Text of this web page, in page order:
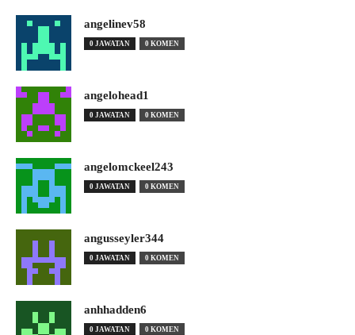
angelinev58
0 JAWATAN 0 KOMEN
angelohead1
0 JAWATAN 0 KOMEN
angelomckeel243
0 JAWATAN 0 KOMEN
angusseyler344
0 JAWATAN 0 KOMEN
anhhadden6
0 JAWATAN 0 KOMEN